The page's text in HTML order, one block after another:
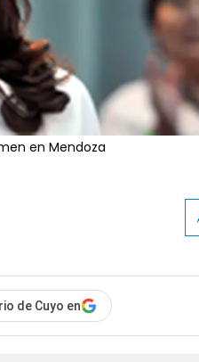
en Mendoza
de Cuyo en